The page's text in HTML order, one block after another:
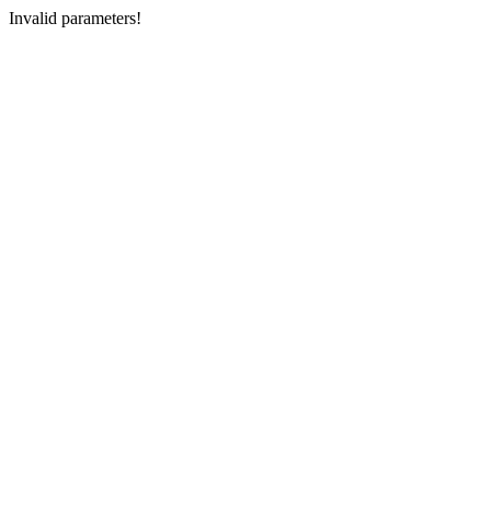
Invalid parameters!